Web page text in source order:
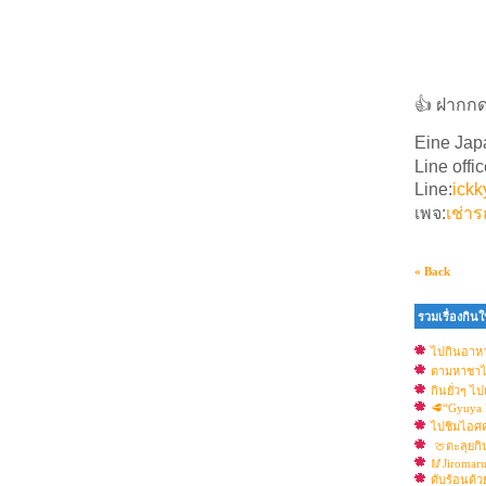
👍 ฝากก
Eine
Line
Line:
เพจ:เช่า
« Back
รวมเรื่องกิน
ไปกินอาห
ตามหาช
กินยั่วๆ ไป
🥩“Gyuya
ไปชิมไอศ
🍈ตะลุยกิ
ดับร้อนด้ว